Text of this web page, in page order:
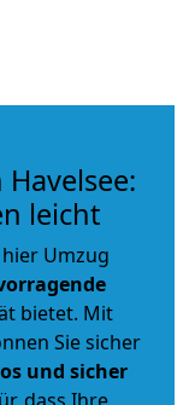
leicht
Umzug
bietet. Mit
Sie sicher
und sicher
dass Ihre